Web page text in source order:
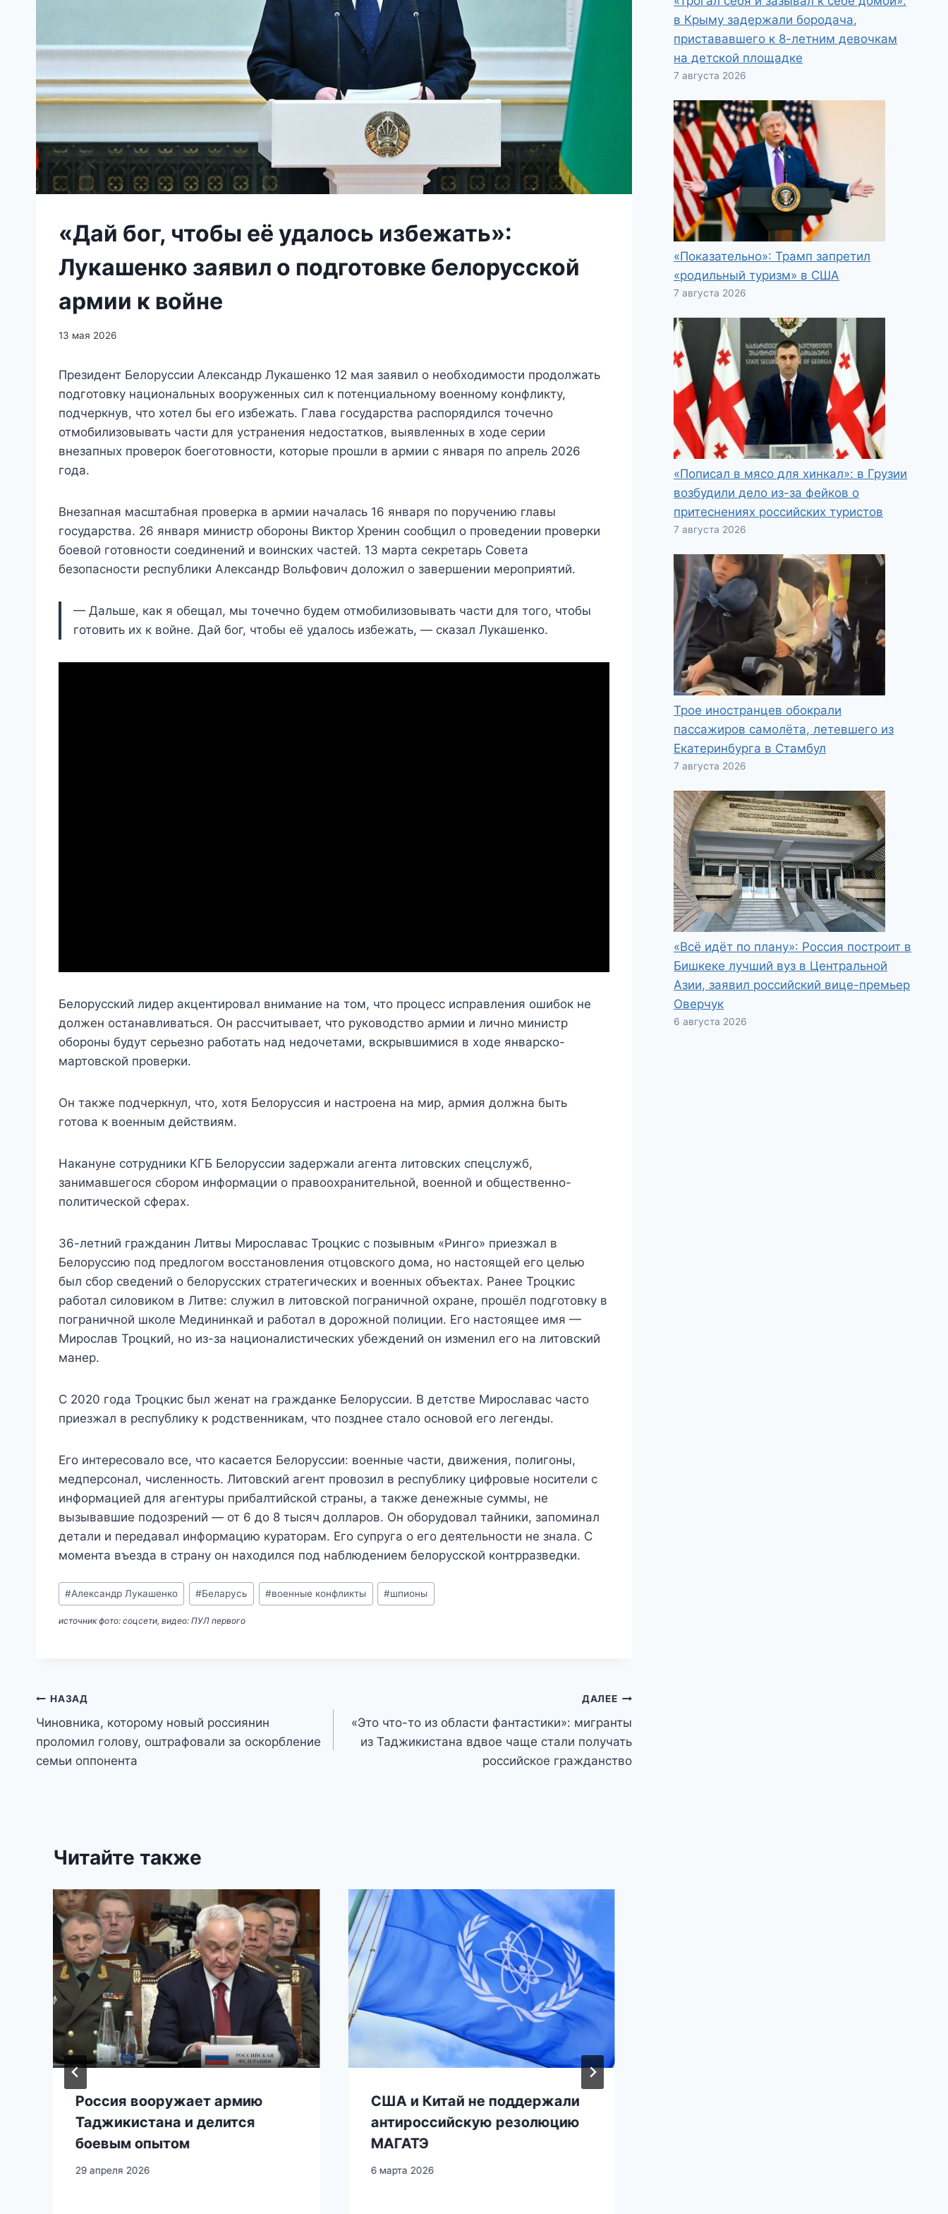
«Дай бог, чтобы её удалось избежать»:
Лукашенко заявил о подготовке белорусской
армии к войне
13 мая 2026
Президент Белоруссии Александр Лукашенко 12 мая заявил о необходимости продолжать
подготовку национальных вооруженных сил к потенциальному военному конфликту,
подчеркнув, что хотел бы его избежать. Глава государства распорядился точечно
отмобилизовывать части для устранения недостатков, выявленных в ходе серии
внезапных проверок боеготовности, которые прошли в армии с января по апрель 2026
года.
Внезапная масштабная проверка в армии началась 16 января по поручению главы
государства. 26 января министр обороны Виктор Хренин сообщил о проведении проверки
боевой готовности соединений и воинских частей. 13 марта секретарь Совета
безопасности республики Александр Вольфович доложил о завершении мероприятий.
— Дальше, как я обещал, мы точечно будем отмобилизовывать части для того, чтобы
готовить их к войне. Дай бог, чтобы её удалось избежать, — сказал Лукашенко.
Белорусский лидер акцентировал внимание на том, что процесс исправления ошибок не
должен останавливаться. Он рассчитывает, что руководство армии и лично министр
обороны будут серьезно работать над недочетами, вскрывшимися в ходе январско-
мартовской проверки.
Он также подчеркнул, что, хотя Белоруссия и настроена на мир, армия должна быть
готова к военным действиям.
Накануне сотрудники КГБ Белоруссии задержали агента литовских спецслужб,
занимавшегося сбором информации о правоохранительной, военной и общественно-
политической сферах.
36-летний гражданин Литвы Мирославас Троцкис с позывным «Ринго» приезжал в
Белоруссию под предлогом восстановления отцовского дома, но настоящей его целью
был сбор сведений о белорусских стратегических и военных объектах. Ранее Троцкис
работал силовиком в Литве: служил в литовской пограничной охране, прошёл подготовку в
пограничной школе Медининкай и работал в дорожной полиции. Его настоящее имя —
Мирослав Троцкий, но из-за националистических убеждений он изменил его на литовский
манер.
С 2020 года Троцкис был женат на гражданке Белоруссии. В детстве Мирославас часто
приезжал в республику к родственникам, что позднее стало основой его легенды.
Его интересовало все, что касается Белоруссии: военные части, движения, полигоны,
медперсонал, численность. Литовский агент провозил в республику цифровые носители с
информацией для агентуры прибалтийской страны, а также денежные суммы, не
вызывавшие подозрений — от 6 до 8 тысяч долларов. Он оборудовал тайники, запоминал
детали и передавал информацию кураторам. Его супруга о его деятельности не знала. С
момента въезда в страну он находился под наблюдением белорусской контрразведки.
Метки
записи:
#Александр Лукашенко #Беларусь #военные конфликты #шпионы
источник фото: соцсети, видео: ПУЛ первого
Навигация
по
записям
НАЗАД
Чиновника, которому новый россиянин
проломил голову, оштрафовали за оскорбление
семьи оппонента
ДАЛЕЕ
«Это что-то из области фантастики»: мигранты
из Таджикистана вдвое чаще стали получать
российское гражданство
Читайте также
Россия вооружает армию
Таджикистана и делится
боевым опытом
29 апреля 2026
США и Китай не поддержали
антироссийскую резолюцию
МАГАТЭ
6 марта 2026
в Крыму задержали бородача,
пристававшего к 8-летним девочкам
на детской площадке
7 августа 2026
«Показательно»: Трамп запретил
«родильный туризм» в США
7 августа 2026
«Пописал в мясо для хинкал»: в Грузии
возбудили дело из-за фейков о
притеснениях российских туристов
7 августа 2026
Трое иностранцев обокрали
пассажиров самолёта, летевшего из
Екатеринбурга в Стамбул
7 августа 2026
«Всё идёт по плану»: Россия построит в
Бишкеке лучший вуз в Центральной
Азии, заявил российский вице-премьер
Оверчук
6 августа 2026